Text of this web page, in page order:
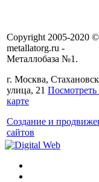
Copyright 2005-2020 ©
metallatorg.ru -
Металлобаза №1.
г. Москва,
улица, 21 Посмотреть
карте
Создание и
сайтов